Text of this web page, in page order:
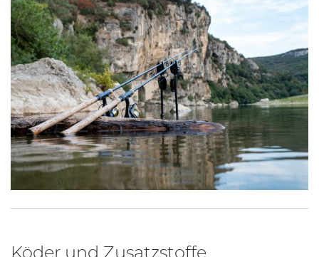
Köder und Zusatzstoffe